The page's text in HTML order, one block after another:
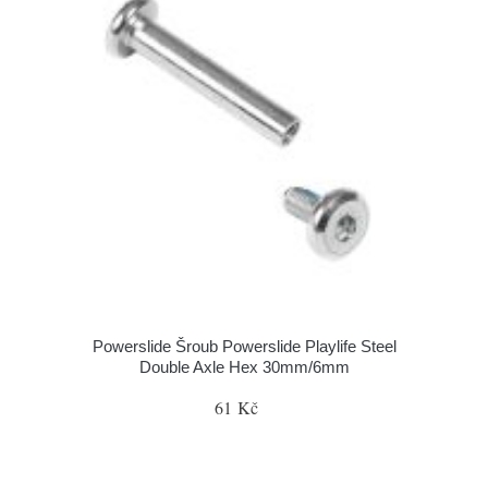
Powerslide Šroub Powerslide Playlife Steel
Double Axle Hex 30mm/6mm
61 Kč